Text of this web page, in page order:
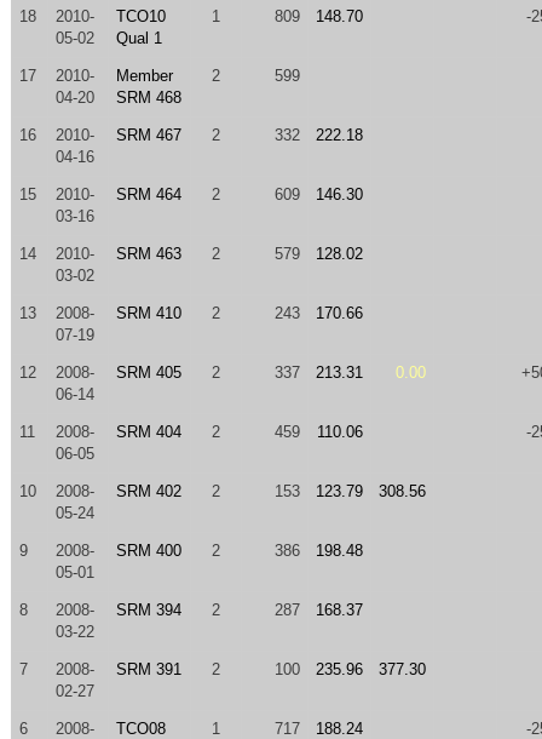
18
2010-
05-02
TCO10
Qual 1
1 809 148.70 -
17
2010-
04-20
Member
SRM 468
2 599
16
2010-
04-16
SRM 467 2 332 222.18
15
2010-
03-16
SRM 464 2 609 146.30
14
2010-
03-02
SRM 463 2 579 128.02
13
2008-
07-19
SRM 410 2 243 170.66
12
2008-
06-14
SRM 405 2 337 213.31 0.00
11
2008-
06-05
SRM 404 2 459 110.06 -
10
2008-
05-24
SRM 402 2 153 123.79 308.56
9
2008-
05-01
SRM 400 2 386 198.48
8
2008-
03-22
SRM 394 2 287 168.37
7
2008-
02-27
SRM 391 2 100 235.96 377.30
6 2008- TCO08 1 717 188.24 -